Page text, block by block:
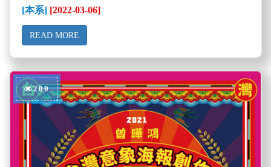
[本系] [2022-03-06]
READ MORE
200